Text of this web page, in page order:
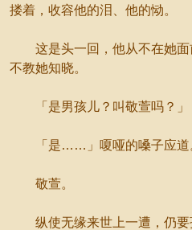
搂着，收容他的泪、他的恸。
这是头一回，他从不在她面
不教她知晓。
「是男孩儿？叫敬萱吗？」
「是……」嗄哑的嗓子应道
敬萱。
纵使无缘来世上一遭，仍要